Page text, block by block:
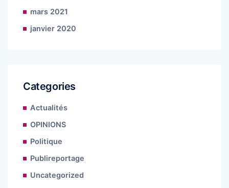
mars 2021
janvier 2020
Categories
Actualités
OPINIONS
Politique
Publireportage
Uncategorized